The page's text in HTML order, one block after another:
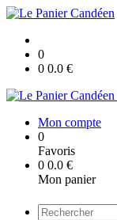
0
0 0.0 €
Mon compte
0
Favoris
0 0.0 €
Mon panier